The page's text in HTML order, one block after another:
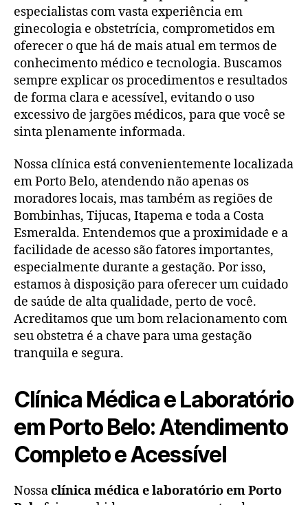
especialistas com vasta experiência em
ginecologia e obstetrícia, comprometidos em
oferecer o que há de mais atual em termos de
conhecimento médico e tecnologia. Buscamos
sempre explicar os procedimentos e resultados
de forma clara e acessível, evitando o uso
excessivo de jargões médicos, para que você se
sinta plenamente informada.
Nossa clínica está convenientemente localizada
em Porto Belo, atendendo não apenas os
moradores locais, mas também as regiões de
Bombinhas, Tijucas, Itapema e toda a Costa
Esmeralda. Entendemos que a proximidade e a
facilidade de acesso são fatores importantes,
especialmente durante a gestação. Por isso,
estamos à disposição para oferecer um cuidado
de saúde de alta qualidade, perto de você.
Acreditamos que um bom relacionamento com
seu obstetra é a chave para uma gestação
tranquila e segura.
Clínica Médica e Laboratório
em Porto Belo: Atendimento
Completo e Acessível
Nossaclínica médica e laboratório em Porto